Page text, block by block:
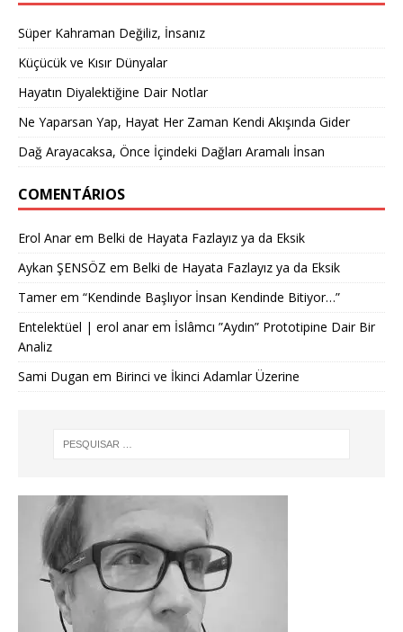
Süper Kahraman Değiliz, İnsanız
Küçücük ve Kısır Dünyalar
Hayatın Diyalektiğine Dair Notlar
Ne Yaparsan Yap, Hayat Her Zaman Kendi Akışında Gider
Dağ Arayacaksa, Önce İçindeki Dağları Aramalı İnsan
COMENTÁRIOS
Erol Anarem Belki de Hayata Fazlayız ya da Eksik
Aykan ŞENSÖZ em Belki de Hayata Fazlayız ya da Eksik
Tamerem “Kendinde Başlıyor İnsan Kendinde Bitiyor…”
Entelektüel | erol anarem İslâmcı ”Aydın” Prototipine Dair Bir
Analiz
Sami Dugan em Birinci ve İkinci Adamlar Üzerine